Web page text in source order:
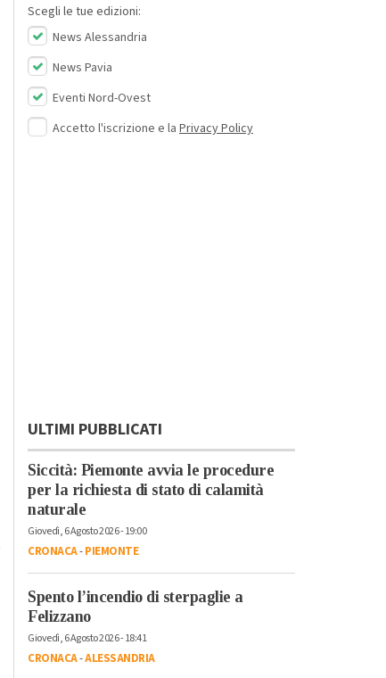
Scegli le tue edizioni:
News Alessandria
News Pavia
Eventi Nord-Ovest
Accetto l'iscrizione e la Privacy Policy
ULTIMI PUBBLICATI
Siccità: Piemonte avvia le procedure
per la richiesta di stato di calamità
naturale
Giovedì, 6 Agosto 2026 - 19:00
CRONACA-PIEMONTE
Spento l’incendio di sterpaglie a
Felizzano
Giovedì, 6 Agosto 2026 - 18:41
CRONACA-ALESSANDRIA